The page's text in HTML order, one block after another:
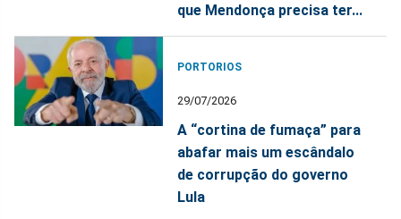
que Mendonça precisa ter...
PORTORIOS
29/07/2026
A “cortina de fumaça” para
abafar mais um escândalo
de corrupção do governo
Lula